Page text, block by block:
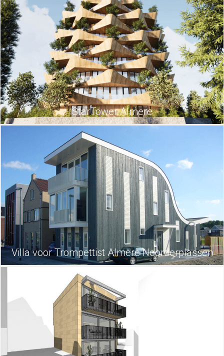
StarTower Almere
Villa voor Trompettist Almere Noorderplassen